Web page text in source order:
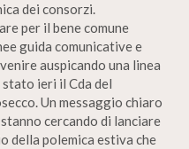
dei consorzi.
per il bene comune
guida comunicative e
auspicando una linea
ieri il Cda del
Un messaggio chiaro
cercando di lanciare
della polemica estiva che